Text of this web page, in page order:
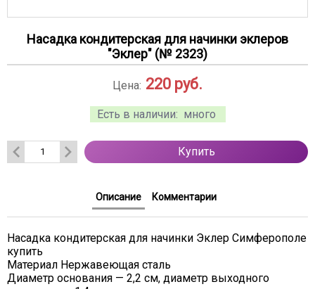
Насадка кондитерская для начинки эклеров
"Эклер" (№ 2323)
Есть в наличии: много
Цена: 220 руб.
Купить
Описание Комментарии
Насадка кондитерская для начинки Эклер Симферополе
купить
Материал Нержавеющая сталь
Диаметр основания — 2,2 см, диаметр выходного